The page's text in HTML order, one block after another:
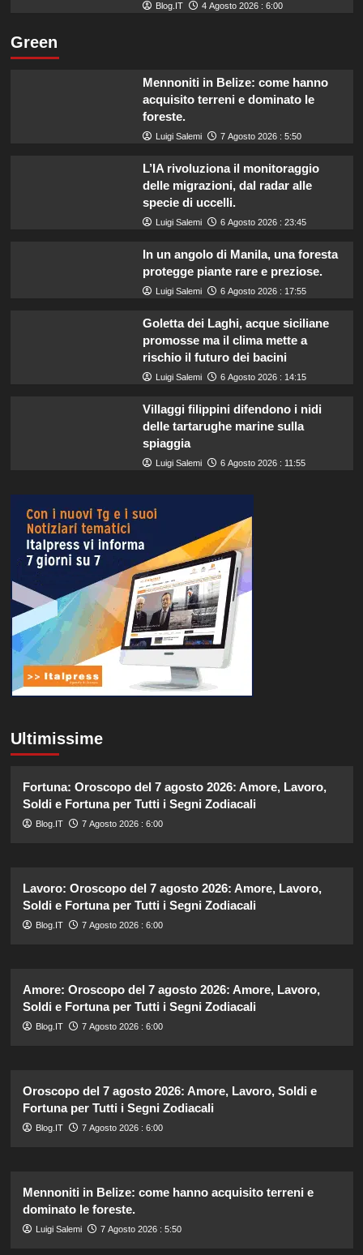
Blog.IT 4 Agosto 2026 : 6:00
Green
Mennoniti in Belize: come hanno
acquisito terreni e dominato le
foreste.
Luigi Salemi 7 Agosto 2026 : 5:50
L’IA rivoluziona il monitoraggio
delle migrazioni, dal radar alle
specie di uccelli.
Luigi Salemi 6 Agosto 2026 : 23:45
In un angolo di Manila, una foresta
protegge piante rare e preziose.
Luigi Salemi 6 Agosto 2026 : 17:55
Goletta dei Laghi, acque siciliane
promosse ma il clima mette a
rischio il futuro dei bacini
Luigi Salemi 6 Agosto 2026 : 14:15
Villaggi filippini difendono i nidi
delle tartarughe marine sulla
spiaggia
Luigi Salemi 6 Agosto 2026 : 11:55
Ultimissime
Fortuna: Oroscopo del 7 agosto 2026: Amore, Lavoro,
Soldi e Fortuna per Tutti i Segni Zodiacali
Blog.IT 7 Agosto 2026 : 6:00
Lavoro: Oroscopo del 7 agosto 2026: Amore, Lavoro,
Soldi e Fortuna per Tutti i Segni Zodiacali
Blog.IT 7 Agosto 2026 : 6:00
Amore: Oroscopo del 7 agosto 2026: Amore, Lavoro,
Soldi e Fortuna per Tutti i Segni Zodiacali
Blog.IT 7 Agosto 2026 : 6:00
Oroscopo del 7 agosto 2026: Amore, Lavoro, Soldi e
Fortuna per Tutti i Segni Zodiacali
Blog.IT 7 Agosto 2026 : 6:00
Mennoniti in Belize: come hanno acquisito terreni e
dominato le foreste.
Luigi Salemi 7 Agosto 2026 : 5:50